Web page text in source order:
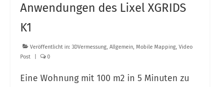
Smartphone-Surveying
Breitbandvermessung
Kontakt
Anwendungen des Lixel XGRIDS
K1
Veröffentlicht in: 3DVermessung, Allgemein, Mobile Mapping, Video
Post
0
Eine Wohnung mit 100 m2 in 5 Minuten zu